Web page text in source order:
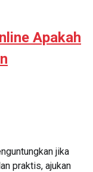
Apakah
jika
praktis, ajukan